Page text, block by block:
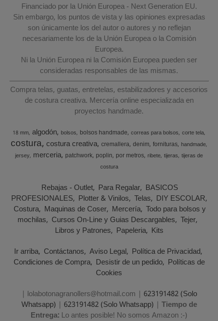
Financiado por la Unión Europea - Next Generation EU.
Sin embargo, los puntos de vista y las opiniones expresadas
son únicamente los del autor o autores y no reflejan
necesariamente los de la Unión Europea o la Comisión
Europea.
Ni la Unión Europea ni la Comisión Europea pueden ser
consideradas responsables de las mismas.
Compra telas, guatas, entretelas, estabilizadores y accesorios
de costura creativa. Mercería online especializada en
proyectos handmade.
18 mm algodón bolsos bolsos handmade correas para bolsos corte tela
costura costura creativa cremallera denim fornituras handmade
jersey merceria patchwork poplin por metros ribete tijeras tijeras de
costura
Rebajas - Outlet Para Regalar BASICOS
PROFESIONALES Plotter & Vinilos Telas DIY ESCOLAR
Costura Maquinas de Coser Mercería Todo para bolsos y
mochilas Cursos On-Line y Guias Descargables Tejer
Libros y Patrones Papeleria Kits
Ir arriba Contáctanos Aviso Legal Política de Privacidad
Condiciones de Compra Desistir de un pedido Políticas de
Cookies
| lolabotonagranollers@hotmail.com | 623191482 (Solo
Whatsapp) | 623191482 (Solo Whatsapp) | Tiempo de
Entrega:Lo antes posible! No somos Amazon :-)